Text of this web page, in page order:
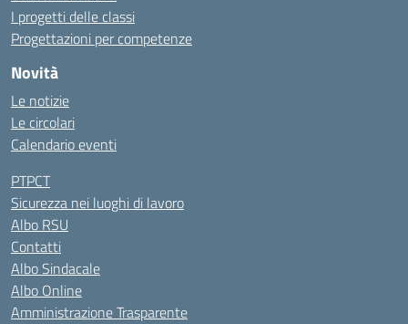
I progetti delle classi
Progettazioni per competenze
Novità
Le notizie
Le circolari
Calendario eventi
PTPCT
Sicurezza nei luoghi di lavoro
Albo RSU
Contatti
Albo Sindacale
Albo Online
Amministrazione Trasparente